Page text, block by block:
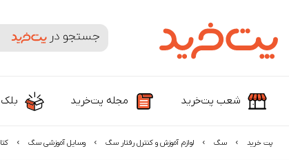
جستجوی محصولات و برندها
شعب پت‌خرید مجله پت‌خرید
پت خرید سگ لوازم آموزش و کنترل رفتار سگ وسایل آموزشی سگ